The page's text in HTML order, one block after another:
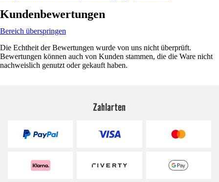
Kundenbewertungen
Bereich überspringen
Die Echtheit der Bewertungen wurde von uns nicht überprüft.
Bewertungen können auch von Kunden stammen, die die Ware nicht
nachweislich genutzt oder gekauft haben.
Zahlarten